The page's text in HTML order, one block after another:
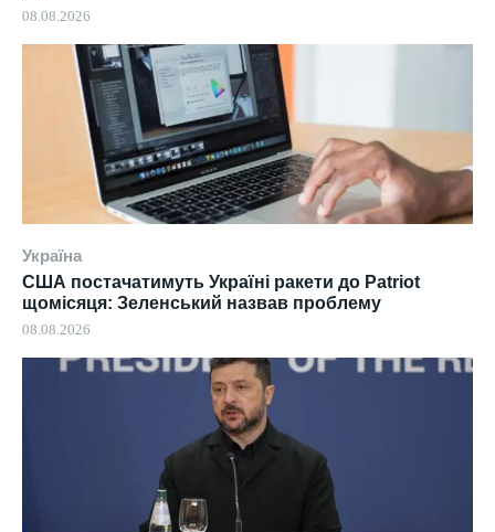
08.08.2026
Україна
США постачатимуть Україні ракети до Patriot
щомісяця: Зеленський назвав проблему
08.08.2026